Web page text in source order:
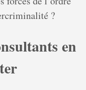
?
en